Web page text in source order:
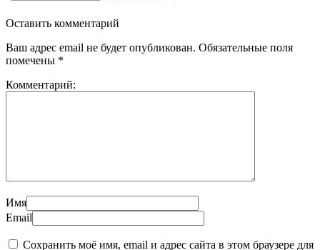
Оставить комментарий
Ваш адрес email не будет опубликован. Обязательные поля
помечены *
Комментарий:
Имя
Email
Сохранить моё имя, email и адрес сайта в этом браузере для